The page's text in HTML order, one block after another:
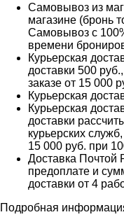
Самовывоз из
магазине (бронь
Самовывоз с
времени
Курьерская
доставки 500
заказе от 15 000
Курьерская
Курьерская
доставки
курьерских
15 000 руб. при
Доставка Почтой
предоплате и
доставки от 4
Подробная